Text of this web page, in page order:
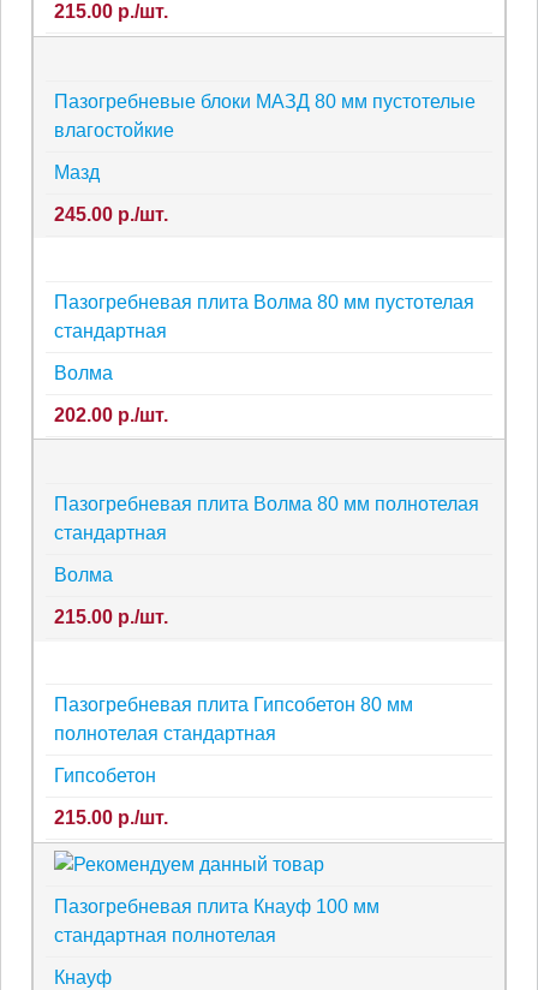
215.00 р./шт.
Пазогребневые блоки МАЗД 80 мм пустотелые
влагостойкие
Мазд
245.00 р./шт.
Пазогребневая плита Волма 80 мм пустотелая
стандартная
Волма
202.00 р./шт.
Пазогребневая плита Волма 80 мм полнотелая
стандартная
Волма
215.00 р./шт.
Пазогребневая плита Гипсобетон 80 мм
полнотелая стандартная
Гипсобетон
215.00 р./шт.
Пазогребневая плита Кнауф 100 мм
стандартная полнотелая
Кнауф